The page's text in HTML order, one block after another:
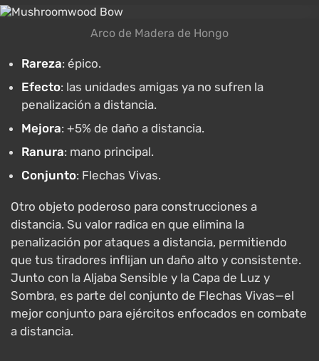
Arco de Madera de Hongo
Rareza: épico.
Efecto: las unidades amigas ya no sufren la
penalización a distancia.
Mejora: +5% de daño a distancia.
Ranura: mano principal.
Conjunto: Flechas Vivas.
Otro objeto poderoso para construcciones a
distancia. Su valor radica en que elimina la
penalización por ataques a distancia, permitiendo
que tus tiradores inflijan un daño alto y consistente.
Junto con la Aljaba Sensible y la Capa de Luz y
Sombra, es parte del conjunto de Flechas Vivas—el
mejor conjunto para ejércitos enfocados en combate
a distancia.